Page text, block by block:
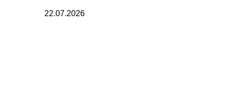
22.07.2026